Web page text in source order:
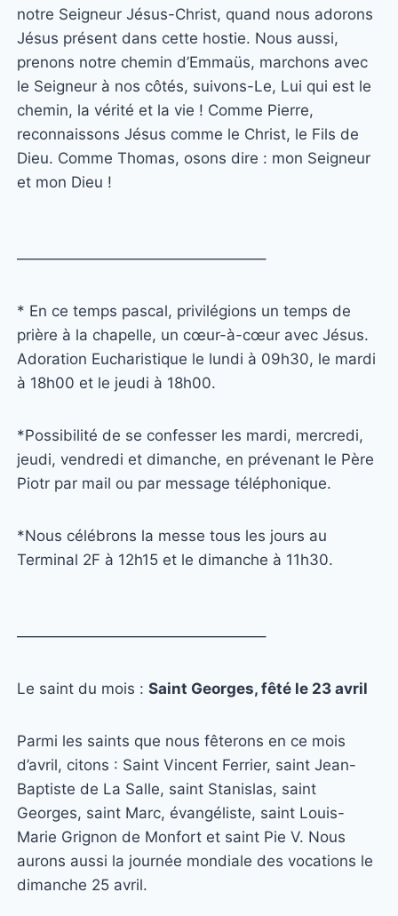
notre Seigneur Jésus-Christ, quand nous adorons
Jésus présent dans cette hostie. Nous aussi,
prenons notre chemin d’Emmaüs, marchons avec
le Seigneur à nos côtés, suivons-Le, Lui qui est le
chemin, la vérité et la vie ! Comme Pierre,
reconnaissons Jésus comme le Christ, le Fils de
Dieu. Comme Thomas, osons dire : mon Seigneur
et mon Dieu !
————————————————–
* En ce temps pascal, privilégions un temps de
prière à la chapelle, un cœur-à-cœur avec Jésus.
Adoration Eucharistique le lundi à 09h30, le mardi
à 18h00 et le jeudi à 18h00.
*Possibilité de se confesser les mardi, mercredi,
jeudi, vendredi et dimanche, en prévenant le Père
Piotr par mail ou par message téléphonique.
*Nous célébrons la messe tous les jours au
Terminal 2F à 12h15 et le dimanche à 11h30.
————————————————–
Le saint du mois : Saint Georges, fêté le 23 avril
Parmi les saints que nous fêterons en ce mois
d’avril, citons : Saint Vincent Ferrier, saint Jean-
Baptiste de La Salle, saint Stanislas, saint
Georges, saint Marc, évangéliste, saint Louis-
Marie Grignon de Monfort et saint Pie V. Nous
aurons aussi la journée mondiale des vocations le
dimanche 25 avril.